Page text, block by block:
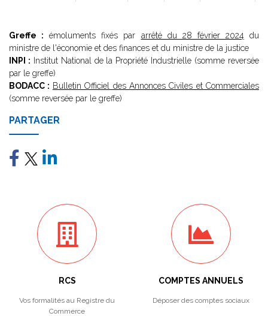
Greffe : émoluments fixés par arrêté du 28 février 2024 du
ministre de l'économie et des finances et du ministre de la justice
INPI : Institut National de la Propriété Industrielle (somme reversée
par le greffe)
BODACC : Bulletin Officiel des Annonces Civiles et Commerciales
(somme reversée par le greffe)
PARTAGER
RCS
Vos formalités au Registre du
Commerce
COMPTES ANNUELS
Déposer des comptes sociaux